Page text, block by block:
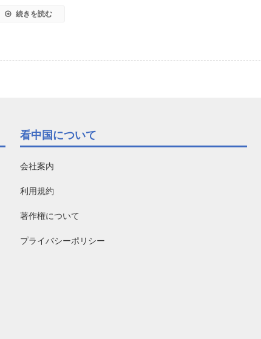
続きを読む
看中国について
会社案内
利用規約
著作権について
プライバシーポリシー